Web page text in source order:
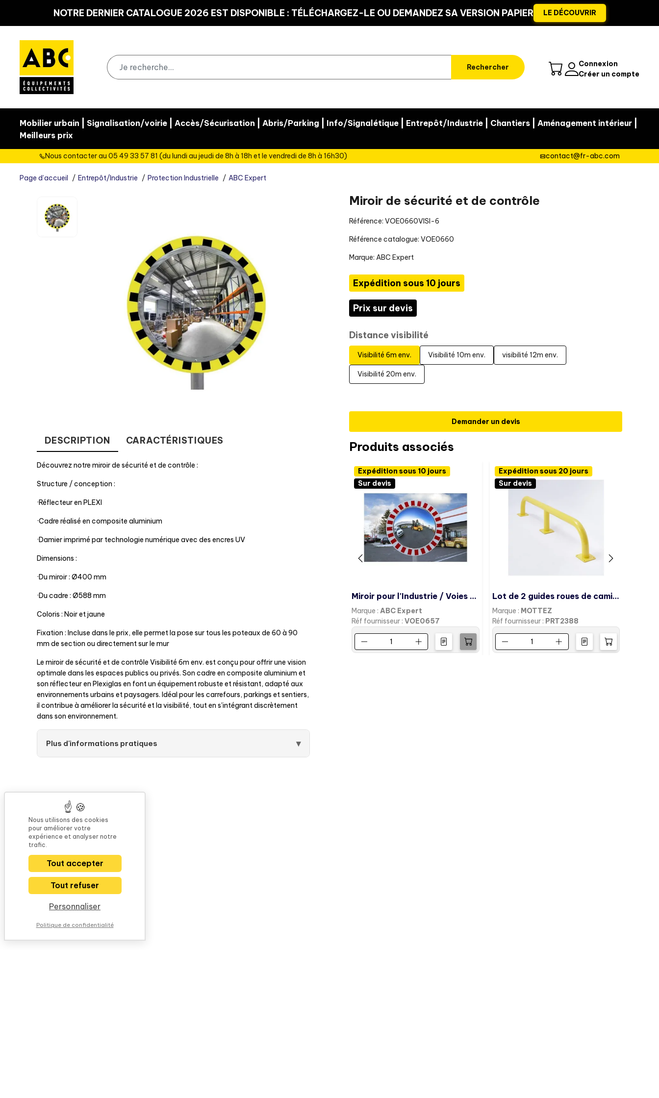
NOTRE DERNIER CATALOGUE 2026 EST DISPONIBLE : TÉLÉCHARGEZ-LE OU DEMANDEZ SA VERSION PAPIER LE DÉCOUVRIR
Rechercher
Connexion
Créer un compte
Mobilier urbain Signalisation/voirie Accès/Sécurisation Abris/Parking Info/Signalétique Entrepôt/Industrie Chantiers Aménagement intérieur
Meilleurs prix
Nous contacter au 05 49 33 57 81 (du lundi au jeudi de 8h à 18h et le vendredi de 8h à 16h30) contact@fr-abc.com
Page d’accueil Entrepôt/Industrie Protection Industrielle ABC Expert
DESCRIPTION CARACTÉRISTIQUES
Découvrez notre miroir de sécurité et de contrôle :
Structure / conception :
·Réflecteur en PLEXI
·Cadre réalisé en composite aluminium
·Damier imprimé par technologie numérique avec des encres UV
Dimensions :
·Du miroir : Ø400 mm
·Du cadre : Ø588 mm
Coloris : Noir et jaune
Fixation : Incluse dans le prix, elle permet la pose sur tous les poteaux de 60 à 90
mm de section ou directement sur le mur
Le miroir de sécurité et de contrôle Visibilité 6m env. est conçu pour offrir une vision
optimale dans les espaces publics ou privés. Son cadre en composite aluminium et
son réflecteur en Plexiglas en font un équipement robuste et résistant, adapté aux
environnements urbains et paysagers. Idéal pour les carrefours, parkings et sentiers,
il contribue à améliorer la sécurité et la visibilité, tout en s'intégrant discrètement
dans son environnement.
Plus d'informations pratiques ▾
Miroir de sécurité et de contrôle
Référence: VOE0660VISI-6
Référence catalogue: VOE0660
Marque: ABC Expert
Expédition sous 10 jours
Prix sur devis
Distance visibilité
Visibilité 6m env. Visibilité 10m env. visibilité 12m env.
Visibilité 20m env.
Demander un devis
Produits associés
Expédition sous 10 jours
Sur devis
Miroir pour l'Industrie / Voies privées
Marque : ABC Expert
Réf fournisseur : VOE0657
Expédition sous 20 jours
Sur devis
Lot de 2 guides roues de camion
Marque : MOTTEZ
Réf fournisseur : PRT2388
Nous utilisons des cookies
pour améliorer votre
expérience et analyser notre
trafic.
Tout accepter
Tout refuser
Personnaliser
Politique de confidentialité